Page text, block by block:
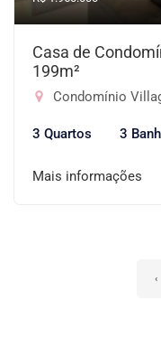
Casa de
199m²
Condomínio
3 Quartos 3
Mais informações
‹